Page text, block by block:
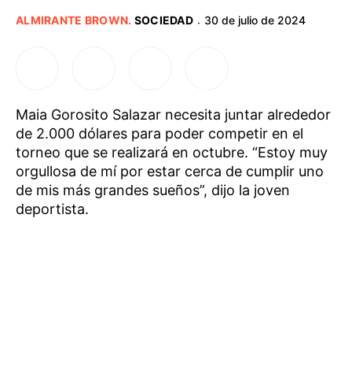
ALMIRANTE BROWN. SOCIEDAD · 30 de julio de 2024
Maia Gorosito Salazar necesita juntar alrededor
de 2.000 dólares para poder competir en el
torneo que se realizará en octubre. “Estoy muy
orgullosa de mí por estar cerca de cumplir uno
de mis más grandes sueños”, dijo la joven
deportista.